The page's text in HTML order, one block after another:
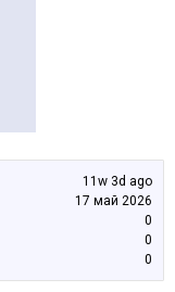
11w 3d ago
17 май 2026
0
0
0